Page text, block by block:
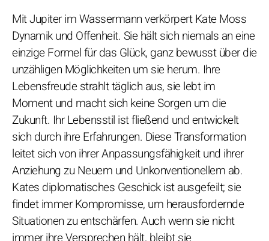
Mit Jupiter im Wassermann verkörpert Kate Moss
Dynamik und Offenheit. Sie hält sich niemals an eine
einzige Formel für das Glück, ganz bewusst über die
unzähligen Möglichkeiten um sie herum. Ihre
Lebensfreude strahlt täglich aus, sie lebt im
Moment und macht sich keine Sorgen um die
Zukunft. Ihr Lebensstil ist fließend und entwickelt
sich durch ihre Erfahrungen. Diese Transformation
leitet sich von ihrer Anpassungsfähigkeit und ihrer
Anziehung zu Neuem und Unkonventionellem ab.
Kates diplomatisches Geschick ist ausgefeilt; sie
findet immer Kompromisse, um herausfordernde
Situationen zu entschärfen. Auch wenn sie nicht